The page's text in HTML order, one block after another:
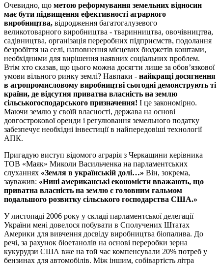
Очевидно, що метою реформування земельних відносин
має бути підвищення ефективності аграрного
виробництва, відродження багатогалузевого
великотоварного виробництва - тваринництва, овочівництва,
садівництва, організація переробних підприємств, подолання
безробіття на селі, наповнення місцевих бюджетів коштами,
необхідними для вирішення наявних соціальних проблем.
Втім хто сказав, що цього можна досягти лише за обов’язкової
умови вільного ринку землі? Навпаки - найкращі досягнення
в агропромисловому виробництві сьогодні демонструють ті
країни, де відсутня приватна власність на землю
сільськогосподарського призначення! І це закономірно.
Маючи землю у своїй власності, держава на основі
довгострокової оренди і регулювання земельного податку
забезпечує необхідні інвестиції в найпередовіші технології
АПК.
Пригадую виступ відомого аграрія з Черкащини керівника
ТОВ «Маяк» Миколи Васильченка на парламентських
слуханнях «Земля в українській долі…» Він, зокрема,
зауважив: «Нині американські економісти вважають, що
приватна власність на землю є головним гальмом
подальшого розвитку сільського господарства США.»
У листопаді 2006 року у складі парламентської делегації
України мені довелося побувати в Сполучених Штатах
Америки для вивчення досвіду виробництва біопалива. До
речі, за рахунок біоетанолів на основі переробки зерна
кукурудзи США вже на той час компенсували 20% потреб у
бензинах для автомобілів. Між іншим, собівартість літра